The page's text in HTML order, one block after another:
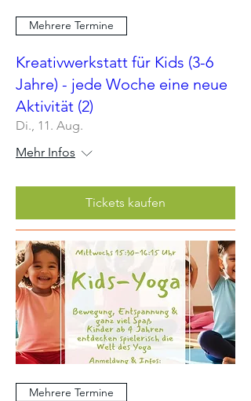
Mehrere Termine
Kreativwerkstatt für Kids (3-6
Jahre) - jede Woche eine neue
Aktivität (2)
Di., 11. Aug.
Mehr Infos
Tickets kaufen
Mehrere Termine